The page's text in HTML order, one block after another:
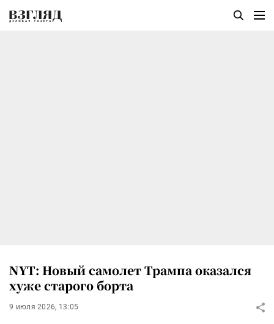
NYT: Новый самолет Трампа оказался
хуже старого борта
9 июля 2026, 13:05